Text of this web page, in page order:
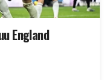
England